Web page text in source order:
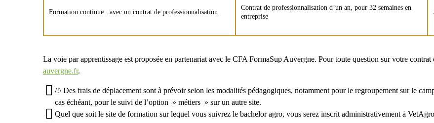
Formation continue : avec un contrat de professionnalisation
Contrat de professionnalisation d’un an, pour 32 semaines en
entreprise
La voie par apprentissage est proposée en partenariat avec le CFA FormaSup Auvergne. Pour toute question sur votre contrat
auvergne.fr.
/!\ Des frais de déplacement sont à prévoir selon les modalités pédagogiques, notamment pour le regroupement sur le
cas échéant, pour le suivi de l’option » métiers » sur un autre site.
Quel que soit le site de formation sur lequel vous suivrez le bachelor agro, vous serez inscrit administrativement à